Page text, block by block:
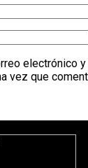
electrónico
vez que